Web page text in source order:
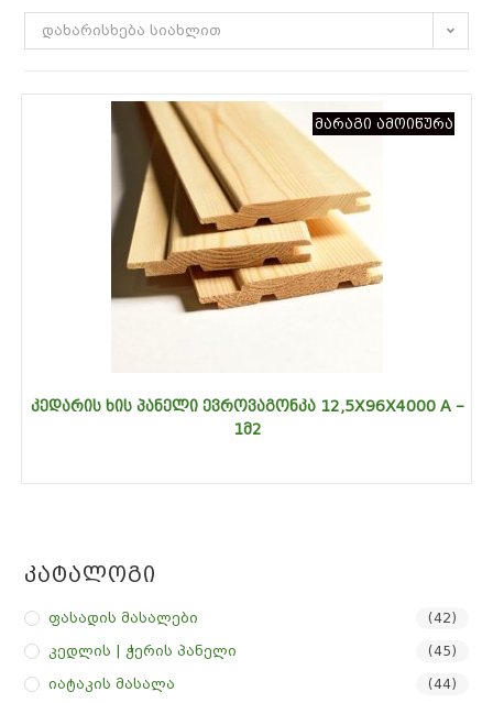
დახარისხება სიახლით
მარაგი ამოიწურა
ᲙᲔᲓᲐᲠᲘᲡ ᲮᲘᲡ ᲞᲐᲜᲔᲚᲘ ᲔᲕᲠᲝᲕᲐᲒᲝᲜᲙᲐ 12,5X96X4000 A –
1Მ2
Კატალოგი
Ფასადის Მასალები (42)
Კედლის | Ჭერის Პანელი (45)
Იატაკის Მასალა (44)